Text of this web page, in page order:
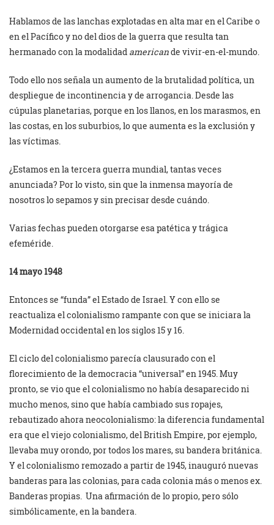
Hablamos de las lanchas explotadas en alta mar en el Caribe o
en el Pacífico y no del dios de la guerra que resulta tan
hermanado con la modalidad americande vivir-en-el-mundo.
Todo ello nos señala un aumento de la brutalidad política, un
despliegue de incontinencia y de arrogancia. Desde las
cúpulas planetarias, porque en los llanos, en los marasmos, en
las costas, en los suburbios, lo que aumenta es la exclusión y
las víctimas.
¿Estamos en la tercera guerra mundial, tantas veces
anunciada? Por lo visto, sin que la inmensa mayoría de
nosotros lo sepamos y sin precisar desde cuándo.
Varias fechas pueden otorgarse esa patética y trágica
efeméride.
14 mayo 1948
Entonces se “funda” el Estado de Israel. Y con ello se
reactualiza el colonialismo rampante con que se iniciara la
Modernidad occidental en los siglos 15 y 16.
El ciclo del colonialismo parecía clausurado con el
florecimiento de la democracia “universal” en 1945. Muy
pronto, se vio que el colonialismo no había desaparecido ni
mucho menos, sino que había cambiado sus ropajes,
rebautizado ahora neocolonialismo: la diferencia fundamental
era que el viejo colonialismo, del British Empire, por ejemplo,
llevaba muy orondo, por todos los mares, su bandera británica.
Y el colonialismo remozado a partir de 1945, inauguró nuevas
banderas para las colonias, para cada colonia más o menos ex.
Banderas propias. Una afirmación de lo propio, pero sólo
simbólicamente, en la bandera.